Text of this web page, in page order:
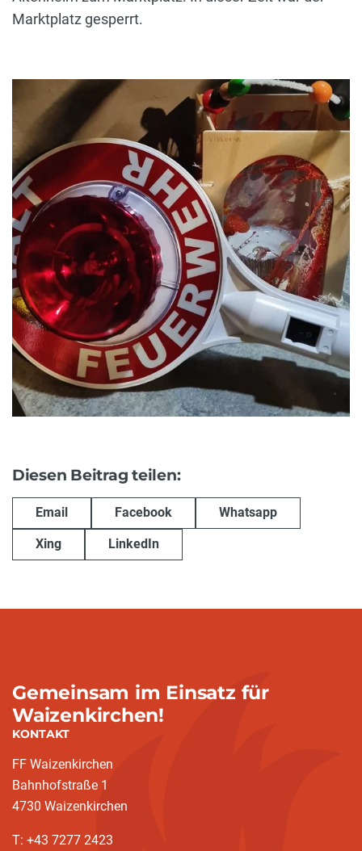
Marktplatz gesperrt.
Diesen Beitrag teilen:
Email Facebook Whatsapp
Xing LinkedIn
Gemeinsam im Einsatz für
Waizenkirchen!
KONTAKT
FF Waizenkirchen
Bahnhofstraße 1
4730 Waizenkirchen
T: +43 7277 2423